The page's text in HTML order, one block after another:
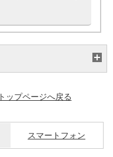
トップページへ戻る
スマートフォン